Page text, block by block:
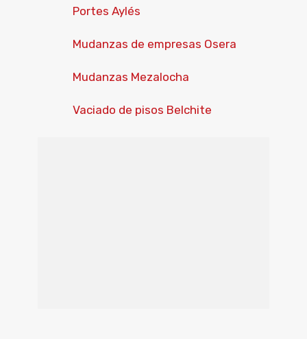
Portes Aylés
Mudanzas de empresas Osera
Mudanzas Mezalocha
Vaciado de pisos Belchite